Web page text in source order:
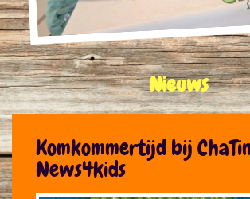
Nieuws
Komkommertijd bij
News4kids